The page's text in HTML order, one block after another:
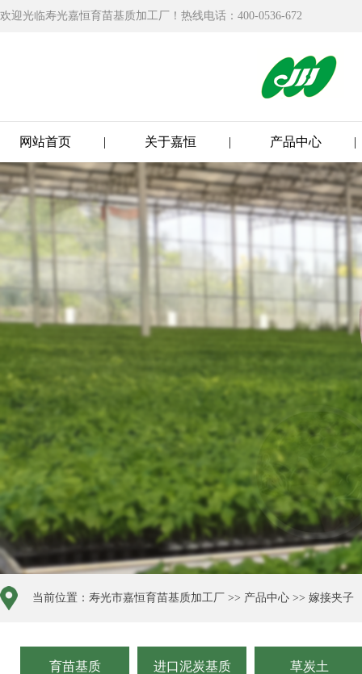
欢迎光临寿光嘉恒育苗基质加工厂！热线电话：400-0536-672
网站首页 | 关于嘉恒 | 产品中心 |
当前位置： 寿光市嘉恒育苗基质加工厂 >> 产品中心 >> 嫁接夹子
育苗基质 进口泥炭基质 草炭土